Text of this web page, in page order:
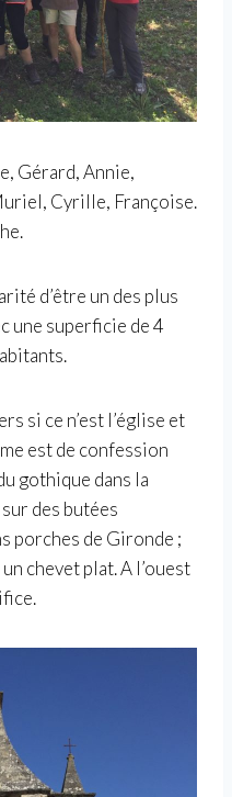
Gérard, Annie,
Cyrille, Françoise.
d’être un des plus
une superficie de 4
si ce n’est l’église et
est de confession
gothique dans la
des butées
porches de Gironde ;
chevet plat. A l’ouest